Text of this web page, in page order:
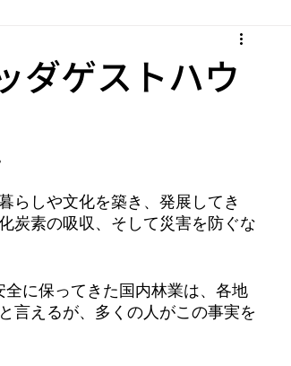
ダゲストハウ
らしや文化を築き、発展してき
炭素の吸収、そして災害を防ぐな
に保ってきた国内林業は、各地
言えるが、多くの人がこの事実を